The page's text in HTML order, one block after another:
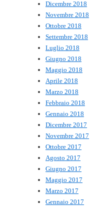
Dicembre 2018
Novembre 2018
Ottobre 2018
Settembre 2018
Luglio 2018
Giugno 2018
Maggio 2018
Aprile 2018
Marzo 2018
Febbraio 2018
Gennaio 2018
Dicembre 2017
Novembre 2017
Ottobre 2017
Agosto 2017
Giugno 2017
Maggio 2017
Marzo 2017
Gennaio 2017